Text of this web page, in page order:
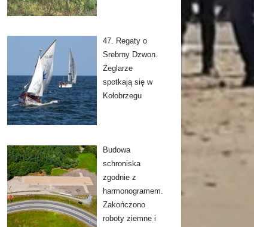
47. Regaty o
Srebrny Dzwon.
Żeglarze
spotkają się w
Kołobrzegu
Budowa
schroniska
zgodnie z
harmonogramem.
Zakończono
roboty ziemne i